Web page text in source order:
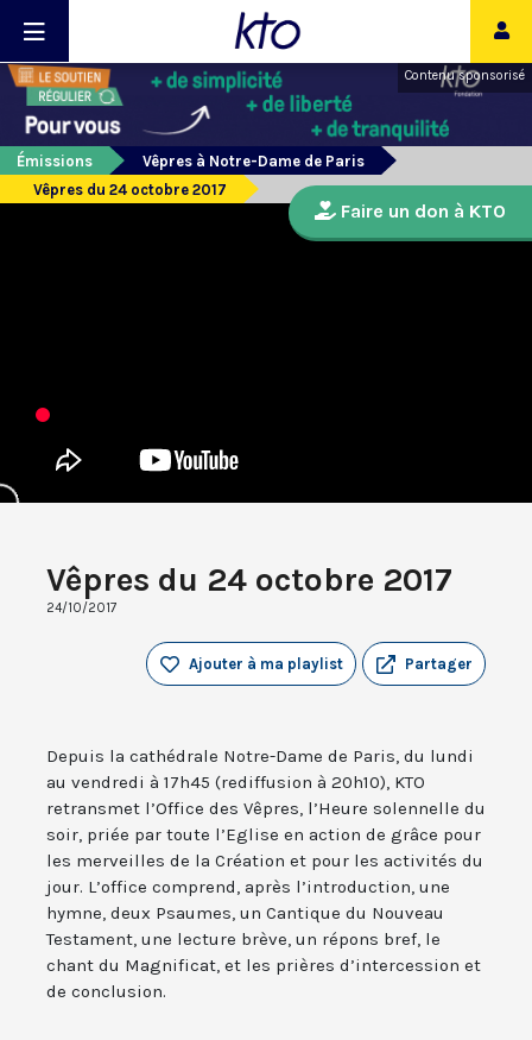
Contenu sponsorisé
Émissions
Vêpres à Notre-Dame de Paris
Vêpres du 24 octobre 2017
Vêpres du 24 octobre 2017
24/10/2017
Partager
Ajouter à ma playlist
Depuis la cathédrale Notre-Dame de Paris, du lundi
au vendredi à 17h45 (rediffusion à 20h10), KTO
retransmet l’Office des Vêpres, l’Heure solennelle du
soir, priée par toute l’Eglise en action de grâce pour
les merveilles de la Création et pour les activités du
jour. L’office comprend, après l’introduction, une
hymne, deux Psaumes, un Cantique du Nouveau
Testament, une lecture brève, un répons bref, le
chant du Magnificat, et les prières d’intercession et
de conclusion.
Faire un don à KTO